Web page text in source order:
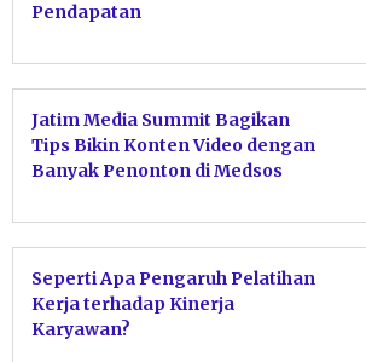
Pendapatan
Jatim Media Summit Bagikan
Tips Bikin Konten Video dengan
Banyak Penonton di Medsos
Seperti Apa Pengaruh Pelatihan
Kerja terhadap Kinerja
Karyawan?